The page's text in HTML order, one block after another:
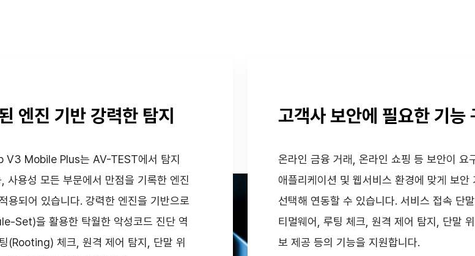
엔진 기반 강력한 탐지
V3 Mobile Plus는 AV-TEST에서 탐지
사용성 모든 부문에서 만점을 기록한 엔진
용되어 있습니다. 강력한 엔진을 기반으로
Set)을 활용한 탁월한 악성코드 진단 역
(Rooting) 체크, 원격 제어 탐지, 단말 위
고객사 보안에 필요한 기능
온라인 금융 거래, 온라인 쇼핑 등 보안이 요
애플리케이션 및 웹서비스 환경에 맞게 보안
선택해 연동할 수 있습니다. 서비스 접속 단
티멀웨어, 루팅 체크, 원격 제어 탐지, 단말
보 제공 등의 기능을 지원합니다.
능까지